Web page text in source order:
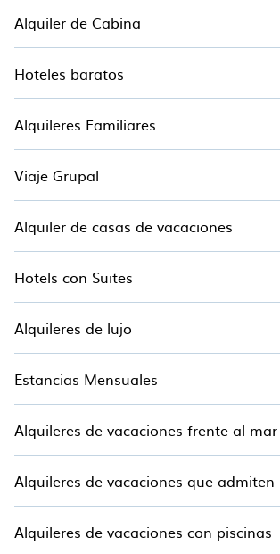
Alquiler de Cabina
Hoteles baratos
Alquileres Familiares
Viaje Grupal
Alquiler de casas de vacaciones
Hotels con Suites
Alquileres de lujo
Estancias Mensuales
Alquileres de vacaciones frente al mar
Alquileres de vacaciones que admiten
Alquileres de vacaciones con piscinas